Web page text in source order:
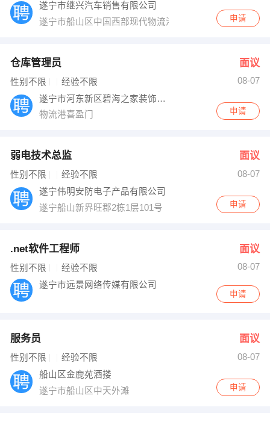
编辑
跟单
其他职位
遂宁市继兴汽车销售有限公司
遂宁市船山区中国西部现代物流港天联东风汽车城1号楼
申请
仓库管理员 面议
性别不限 经验不限
08-07
遂宁市河东新区碧海之家装饰材料经营部
物流港喜盈门
申请
弱电技术总监 面议
性别不限 经验不限
08-07
遂宁伟明安防电子产品有限公司
遂宁船山新界旺郡2栋1层101号
申请
.net软件工程师 面议
性别不限 经验不限
08-07
遂宁市远景网络传媒有限公司
申请
服务员 面议
性别不限 经验不限
08-07
船山区金鹿苑酒搂
遂宁市船山区中天外滩
申请